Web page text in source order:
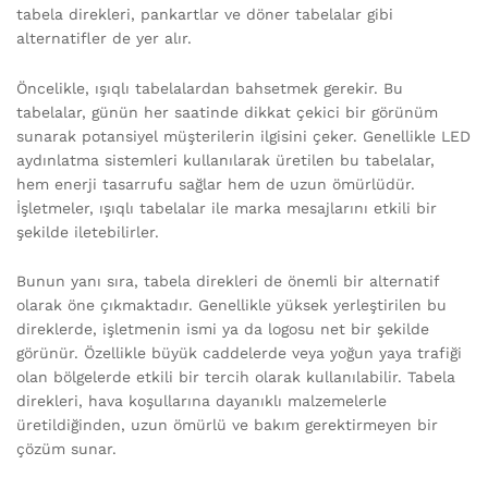
tabela direkleri, pankartlar ve döner tabelalar gibi
alternatifler de yer alır.
Öncelikle, ışıqlı tabelalardan bahsetmek gerekir. Bu
tabelalar, günün her saatinde dikkat çekici bir görünüm
sunarak potansiyel müşterilerin ilgisini çeker. Genellikle LED
aydınlatma sistemleri kullanılarak üretilen bu tabelalar,
hem enerji tasarrufu sağlar hem de uzun ömürlüdür.
İşletmeler, ışıqlı tabelalar ile marka mesajlarını etkili bir
şekilde iletebilirler.
Bunun yanı sıra, tabela direkleri de önemli bir alternatif
olarak öne çıkmaktadır. Genellikle yüksek yerleştirilen bu
direklerde, işletmenin ismi ya da logosu net bir şekilde
görünür. Özellikle büyük caddelerde veya yoğun yaya trafiği
olan bölgelerde etkili bir tercih olarak kullanılabilir. Tabela
direkleri, hava koşullarına dayanıklı malzemelerle
üretildiğinden, uzun ömürlü ve bakım gerektirmeyen bir
çözüm sunar.